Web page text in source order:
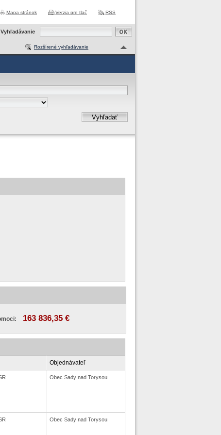
Mapa stránok Verzia pre tlač RSS
Vyhľadávanie
Rozšírené vyhľadávanie
Vyhľadať
163 836,35 €
Objednávateľ
Obec Sady nad Torysou
Obec Sady nad Torysou